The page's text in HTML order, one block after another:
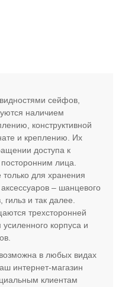
сейфов,
наличием
конструктивной
и креплению. Их
доступа к
лица.
для хранения
– шанцевого
и так далее.
трехсторонней
корпуса и
в любых видах
интернет-магазин
клиентам